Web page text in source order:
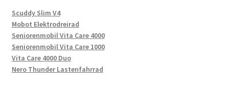
Scuddy Slim V4
Mobot Elektrodreirad
Seniorenmobil Vita Care 4000
Seniorenmobil Vita Care 1000
Vita Care 4000 Duo
Nero Thunder Lastenfahrrad